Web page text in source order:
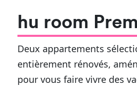
hu room
Deux appartements
entièrement rénovés,
pour vous faire vivre des